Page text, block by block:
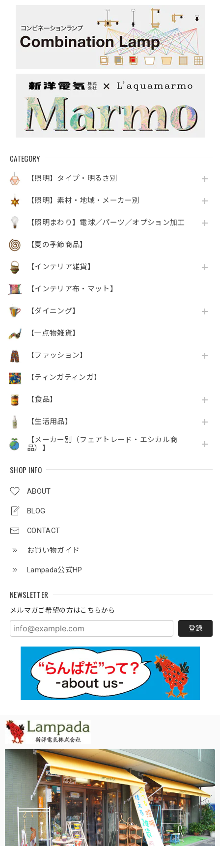
CATEGORY
【照明】タイプ・明るさ別
【照明】素材・地域・メーカー別
【照明まわり】電球／パーツ／オプション加工
【夏の季節商品】
【インテリア雑貨】
【インテリア布・マット】
【ダイニング】
【一点物雑貨】
【ファッション】
【ティンガティンガ】
【食品】
【生活用品】
【メーカー別（フェアトレード・エシカル商
品）】
SHOP INFO
ABOUT
BLOG
CONTACT
お買い物ガイド
Lampada公式HP
NEWSLETTER
メルマガご希望の方はこちらから
登録